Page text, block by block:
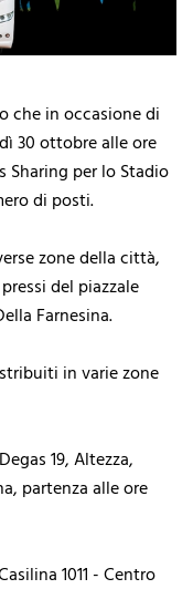
che in occasione di
30 ottobre alle ore
Sharing per lo Stadio
di posti.
zone della città,
del piazzale
Farnesina.
in varie zone
19, Altezza,
partenza alle ore
1011 - Centro